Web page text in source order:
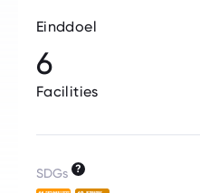
Einddoel
6
Facilities
SDGs ?